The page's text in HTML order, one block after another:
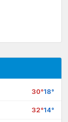
30°18°
32°14°